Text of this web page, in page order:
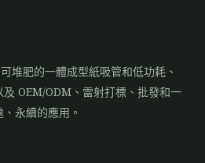
堆肥的一體成型紙吸管和低功耗、
OEM/ODM、雷射打標、批發和一
永續的應用。